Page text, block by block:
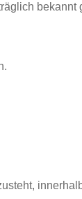
bekannt